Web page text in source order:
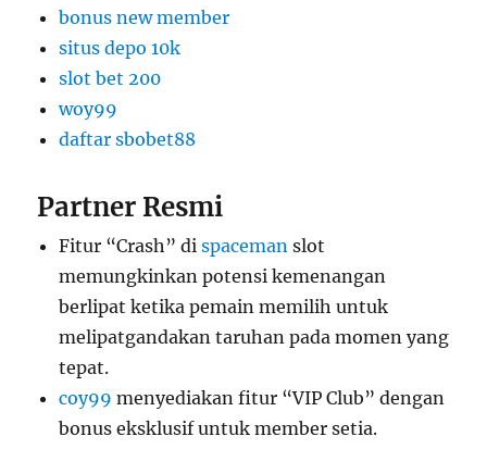
bonus new member
situs depo 10k
slot bet 200
woy99
daftar sbobet88
Partner Resmi
Fitur “Crash” dispaceman slot
memungkinkan potensi kemenangan
berlipat ketika pemain memilih untuk
melipatgandakan taruhan pada momen yang
tepat.
coy99 menyediakan fitur “VIP Club” dengan
bonus eksklusif untuk member setia.